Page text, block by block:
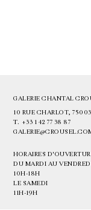
GALERIE CHANTAL
10 RUE CHARLOT, 75003
T. +33 1 42 77 38 87
HORAIRES
DU MARDI AU
10H-18H
LE SAMEDI
11H-19H